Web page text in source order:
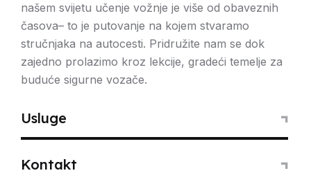
našem svijetu učenje vožnje je više od obaveznih
časova– to je putovanje na kojem stvaramo
stručnjaka na autocesti. Pridružite nam se dok
zajedno prolazimo kroz lekcije, gradeći temelje za
buduće sigurne vozače.
Usluge
Kontakt
Motor
Obuka za A kategoriju
instruktorima! Kategorija A obuhvata sve potrebno
za vožnju motocikla. Prijavite se za kurs i krenite u
avanturu na dva točka.